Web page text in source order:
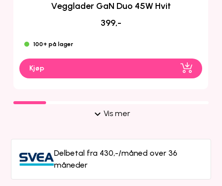
Vegglader GaN Duo 45W Hvit
399,-
100+ på lager
Kjøp
Vis mer
Delbetal fra 430,-/måned over 36
måneder